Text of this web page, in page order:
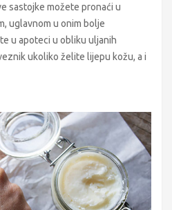
sastojke možete pronaći u
uglavnom u onim bolje
u apoteci u obliku uljanih
ukoliko želite lijepu kožu, a i